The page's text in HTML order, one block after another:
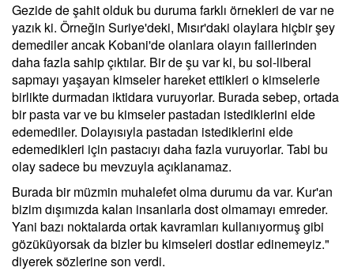
Gezide de şahit olduk bu duruma farklı örnekleri de var ne
yazık ki. Örneğin Suriye'deki, Mısır'daki olaylara hiçbir şey
demediler ancak Kobani'de olanlara olayın faillerinden
daha fazla sahip çıktılar. Bir de şu var ki, bu sol-liberal
sapmayı yaşayan kimseler hareket ettikleri o kimselerle
birlikte durmadan iktidara vuruyorlar. Burada sebep, ortada
bir pasta var ve bu kimseler pastadan istediklerini elde
edemediler. Dolayısıyla pastadan istediklerini elde
edemedikleri için pastacıyı daha fazla vuruyorlar. Tabi bu
olay sadece bu mevzuyla açıklanamaz.
Burada bir müzmin muhalefet olma durumu da var. Kur'an
bizim dışımızda kalan insanlarla dost olmamayı emreder.
Yani bazı noktalarda ortak kavramları kullanıyormuş gibi
gözüküyorsak da bizler bu kimseleri dostlar edinemeyiz."
diyerek sözlerine son verdi.